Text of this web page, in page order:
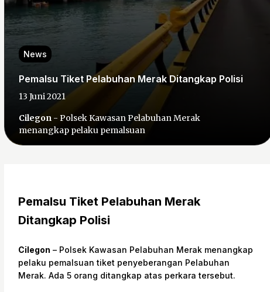
News
Pemalsu Tiket Pelabuhan Merak Ditangkap Polisi
13 Juni 2021
Cilegon - Polsek Kawasan Pelabuhan Merak
menangkap pelaku pemalsuan
Pemalsu Tiket Pelabuhan Merak
Ditangkap Polisi
Cilegon – Polsek Kawasan Pelabuhan Merak menangkap
pelaku pemalsuan tiket penyeberangan Pelabuhan
Merak. Ada 5 orang ditangkap atas perkara tersebut.